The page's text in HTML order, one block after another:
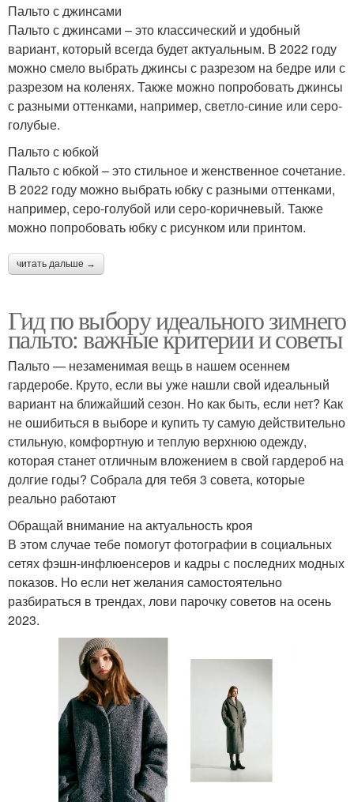
Пальто с джинсами
Пальто с джинсами – это классический и удобный
вариант, который всегда будет актуальным. В 2022 году
можно смело выбрать джинсы с разрезом на бедре или с
разрезом на коленях. Также можно попробовать джинсы
с разными оттенками, например, светло-синие или серо-
голубые.
Пальто с юбкой
Пальто с юбкой – это стильное и женственное сочетание.
В 2022 году можно выбрать юбку с разными оттенками,
например, серо-голубой или серо-коричневый. Также
можно попробовать юбку с рисунком или принтом.
читать дальше →
Гид по выбору идеального зимнего
пальто: важные критерии и советы
Пальто — незаменимая вещь в нашем осеннем
гардеробе. Круто, если вы уже нашли свой идеальный
вариант на ближайший сезон. Но как быть, если нет? Как
не ошибиться в выборе и купить ту самую действительно
стильную, комфортную и теплую верхнюю одежду,
которая станет отличным вложением в свой гардероб на
долгие годы? Собрала для тебя 3 совета, которые
реально работают
Обращай внимание на актуальность кроя
В этом случае тебе помогут фотографии в социальных
сетях фэшн-инфлюенсеров и кадры с последних модных
показов. Но если нет желания самостоятельно
разбираться в трендах, лови парочку советов на осень
2023.